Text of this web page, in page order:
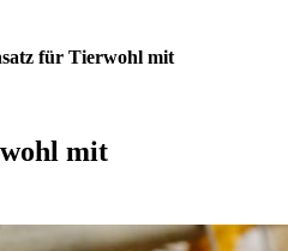
für Tierwohl mit
mit